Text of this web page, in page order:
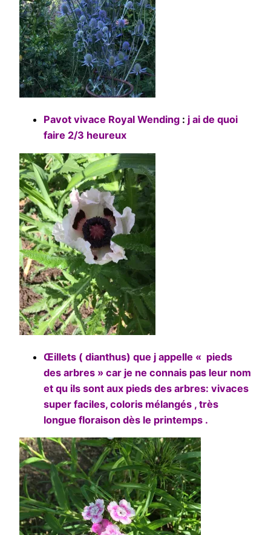
Pavot vivace Royal Wending : j ai de quoi
faire 2/3 heureux
Œillets ( dianthus) que j appelle « pieds
des arbres » car je ne connais pas leur nom
et qu ils sont aux pieds des arbres: vivaces
super faciles, coloris mélangés , très
longue floraison dès le printemps .